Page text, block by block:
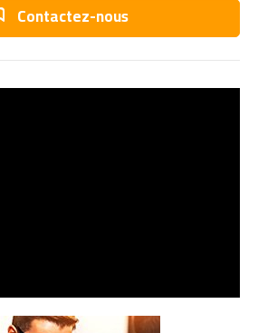
Contactez-nous